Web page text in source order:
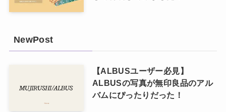
NewPost
【ALBUSユーザー必見】
ALBUSの写真が無印良品のアル
バムにぴったりだった！